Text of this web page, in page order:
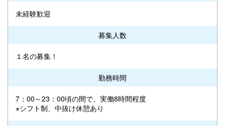
未経験歓迎
募集人数
１名の募集！
勤務時間
7：00～23：00頃の間で、実働8時間程度
※シフト制、中抜け休憩あり